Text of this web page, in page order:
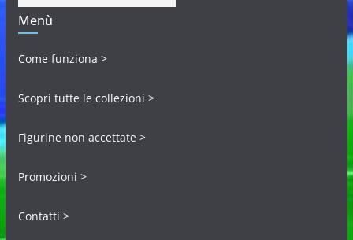
Menù
Come funziona >
Scopri tutte le collezioni >
Figurine non accettate >
Promozioni >
Contatti >